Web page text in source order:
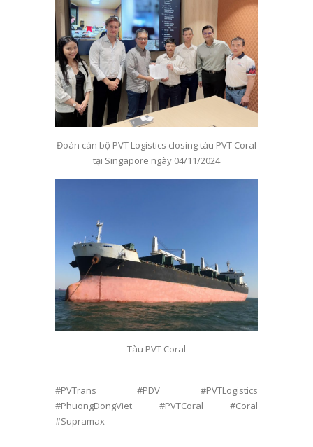
Đoàn cán bộ PVT Logistics closing tàu PVT Coral
tại Singapore ngày 04/11/2024
Tàu PVT Coral
#PVTrans #PDV #PVTLogistics
#PhuongDongViet #PVTCoral #Coral
#Supramax